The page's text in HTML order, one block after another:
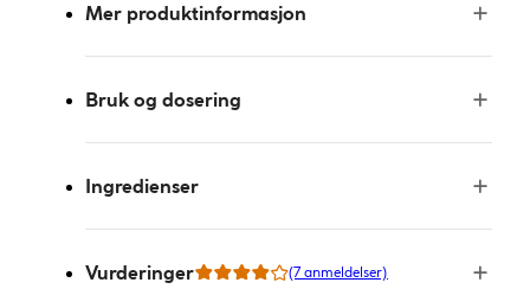
Mer produktinformasjon
Bruk og dosering
Ingredienser
Vurderinger (7 anmeldelser)